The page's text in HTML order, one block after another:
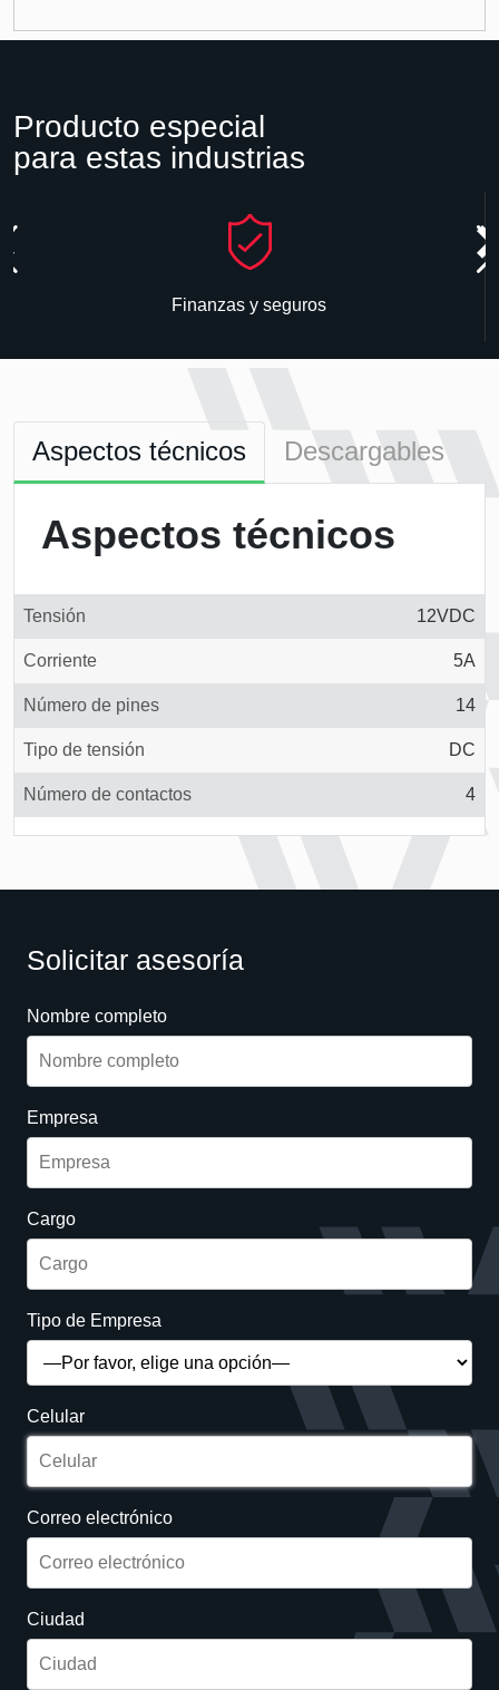
Producto especial
para estas industrias
Finanzas y seguros
Aspectos técnicos Descargables
Aspectos técnicos
Tensión 12VDC
Corriente 5A
Número de pines 14
Tipo de tensión DC
Número de contactos 4
Solicitar asesoría
Nombre completo
Empresa
Cargo
Tipo de Empresa
Celular
Correo electrónico
Ciudad